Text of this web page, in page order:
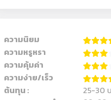
ความนิยม
ความหรูหรา
ความคุ้มค่า
ความง่าย/เร็ว
ต้นทุน :
25-30